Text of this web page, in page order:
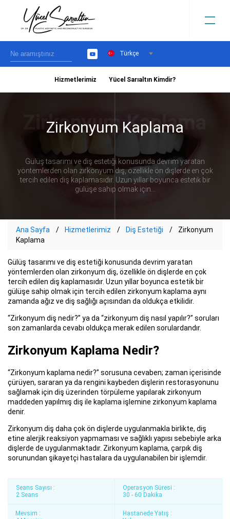
YouTubeTürkçe
Hizmetlerimiz Yücel Sarıaltın Kimdir?
Zirkonyum Kaplama
Gülüş tasarımı ve diş estetiği konusunda devrim yaratan
yöntemlerden olan zirkonyum diş, özellikle ön dişlerde en çok
tercih edilen diş kaplamasıdır. Uzun yıllar boyunca estetik bir
gülüşe sahip olmak için...
Ana Sayfa Hizmetlerimiz Diş Estetiği
Zirkonyum
Kaplama
Gülüş tasarımı ve diş estetiği konusunda devrim yaratan
yöntemlerden olan zirkonyum diş, özellikle ön dişlerde en çok
tercih edilen diş kaplamasıdır. Uzun yıllar boyunca estetik bir
gülüşe sahip olmak için tercih edilen zirkonyum kaplama aynı
zamanda ağız ve diş sağlığı açısından da oldukça etkilidir.
“Zirkonyum diş nedir?” ya da “zirkonyum diş nasıl yapılır?” soruları
son zamanlarda cevabı oldukça merak edilen sorulardandır.
Zirkonyum Kaplama Nedir?
“Zirkonyum kaplama nedir?” sorusuna cevaben; zaman içerisinde
çürüyen, sararan ya da rengini kaybeden dişlerin restorasyonunu
sağlamak için diş üzerinden törpüleme yapılarak zirkonyum
maddeden yapılmış diş ile kaplama işlemine zirkonyum kaplama
denir.
Zirkonyum diş daha çok ön dişlerde uygulanmakla birlikte, diş
etine alerjik reaksiyon yapmaması ve sağlıklı yapısı sebebiyle arka
dişlerde de uygulanmaktadır. Zirkonyum kaplama, çarpık diş
sorunundan şikayetçi hastalara da uygulanabilen bir işlemdir.
Seans Sayısı :
2 Seans
Operasyon Süresi :
30 - 60 Dakika
Mevsim :
Hastanede Yatış :